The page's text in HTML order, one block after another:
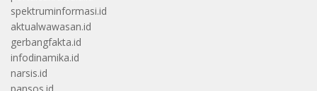
spektruminformasi.id
aktualwawasan.id
gerbangfakta.id
infodinamika.id
narsis.id